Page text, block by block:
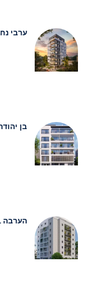
ערבי נחל 28 תל
בן יהודה 59 תל
הערבה 11 חולון